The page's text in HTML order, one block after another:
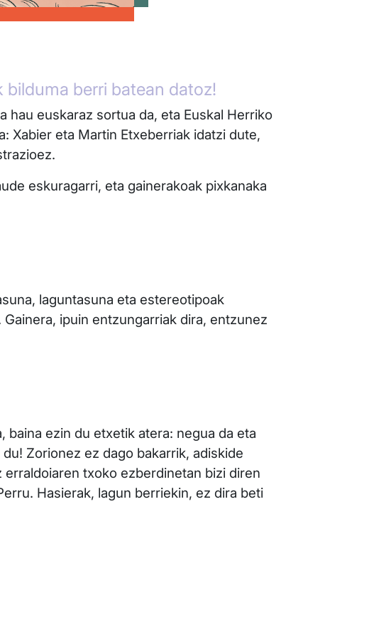
berri batean datoz!
hau euskaraz sortua da, eta Euskal Herriko
Xabier eta Martin Etxeberriak idatzi dute,
eskuragarri, eta gainerakoak pixkanaka
laguntasuna eta estereotipoak
ipuin entzungarriak dira, entzunez
baina ezin du etxetik atera: negua da eta
Zorionez ez dago bakarrik, adiskide
erraldoiaren txoko ezberdinetan bizi diren
Hasierak, lagun berriekin, ez dira beti